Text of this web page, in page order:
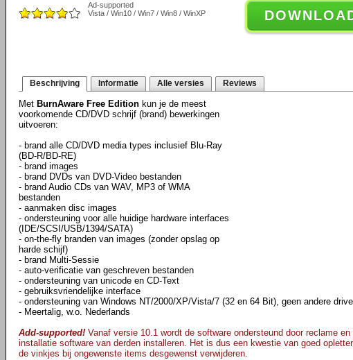
Ad-supported
Vista / Win10 / Win7 / Win8 / WinXP
Beschrijving Informatie Alle versies Reviews
Met BurnAware Free Edition kun je de meest
voorkomende CD/DVD schrijf (brand) bewerkingen
uitvoeren:
- brand alle CD/DVD media types inclusief Blu-Ray
(BD-R/BD-RE)
- brand images
- brand DVDs van DVD-Video bestanden
- brand Audio CDs van WAV, MP3 of WMA
bestanden
- aanmaken disc images
- ondersteuning voor alle huidige hardware interfaces
(IDE/SCSI/USB/1394/SATA)
- on-the-fly branden van images (zonder opslag op
harde schijf)
- brand Multi-Sessie
- auto-verificatie van geschreven bestanden
- ondersteuning van unicode en CD-Text
- gebruiksvriendelijke interface
- ondersteuning van Windows NT/2000/XP/Vista/7 (32 en 64 Bit), geen andere
- Meertalig, w.o. Nederlands
Add-supported! Vanaf versie 10.1 wordt de software ondersteund door reclame
installatie software van derden installeren. Het is dus een kwestie van goed
de vinkjes bij ongewenste items desgewenst verwijderen.